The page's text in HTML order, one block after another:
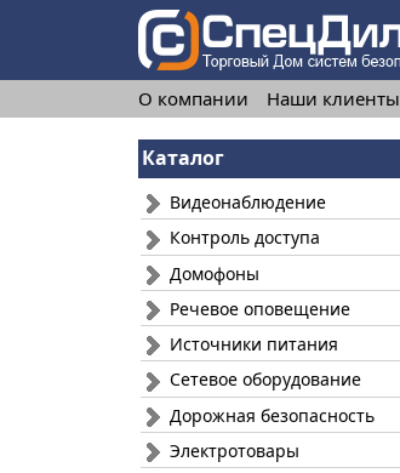
О компании Наши клиенты
Каталог
Видеонаблюдение
Контроль доступа
Домофоны
Речевое оповещение
Источники питания
Сетевое оборудование
Дорожная безопасность
Электротовары